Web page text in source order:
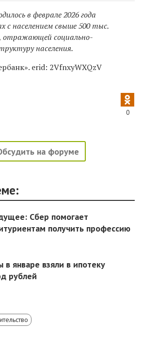
в феврале 2026 года
с населением свыше 500 тыс.
отражающей социально-
населения.
erid: 2VfnxyWXQzV
0
на форуме
Сбер помогает
получить профессию
в январе взяли в ипотеку
рублей